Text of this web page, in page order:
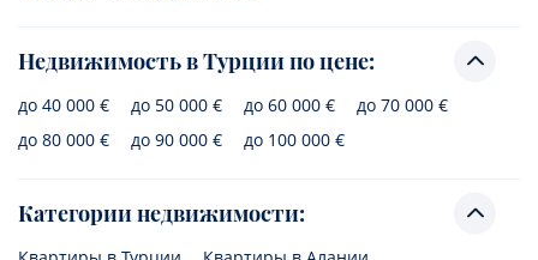
Недвижимость в Турции по цене:
до 40 000 € до 50 000 € до 60 000 €
до 70 000 €
до 80 000 €
до 90 000 € до 100 000 €
Категории недвижимости: